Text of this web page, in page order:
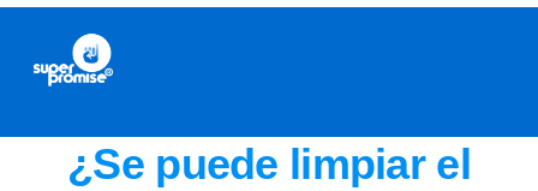
¿Se puede limpiar el